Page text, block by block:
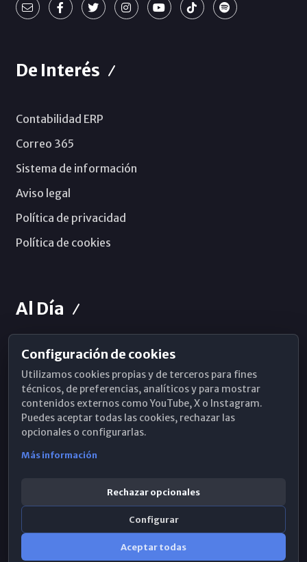
De Interés
Contabilidad ERP
Correo 365
Sistema de información
Aviso legal
Política de privacidad
Política de cookies
Al Día
Horarios de Misa
Hemeroteca
WhatsApp
Configuración de cookies
Utilizamos cookies propias y de terceros para fines
técnicos, de preferencias, analíticos y para mostrar
contenidos externos como YouTube, X o Instagram.
Puedes aceptar todas las cookies, rechazar las
opcionales o configurarlas.
Más información
Rechazar opcionales
Configurar
Aceptar todas